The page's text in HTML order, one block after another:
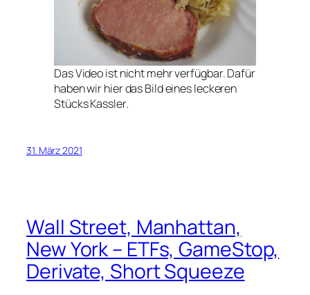
Das Video ist nicht mehr verfügbar. Dafür
haben wir hier das Bild eines leckeren
Stücks Kassler.
31. März 2021
Wall Street, Manhattan,
New York – ETFs, GameStop,
Derivate, Short Squeeze